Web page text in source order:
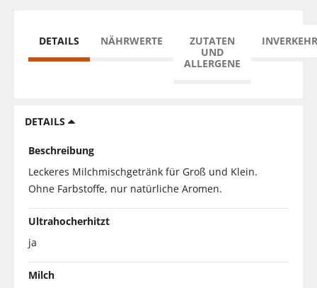
DETAILS NÄHRWERTE
ZUTATEN
UND
ALLERGENE
DETAILS
Beschreibung
Leckeres Milchmischgetränk für Groß und Klein.
Ohne Farbstoffe, nur natürliche Aromen.
Ultrahocherhitzt
ja
Milch